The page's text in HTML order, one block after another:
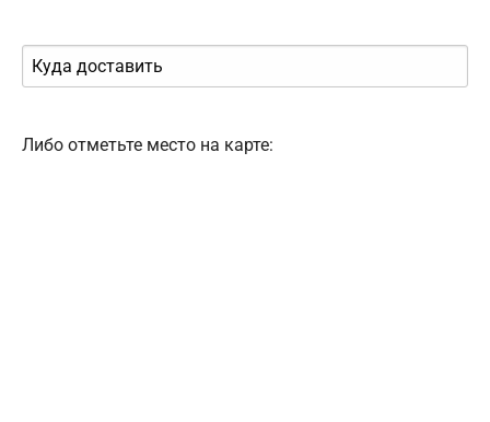
Либо отметьте место на карте: